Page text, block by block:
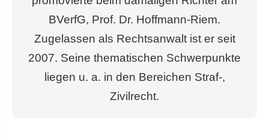
BVerfG, Prof. Dr. Hoffmann-Riem.
Zugelassen als Rechtsanwalt ist er seit
2007. Seine thematischen Schwerpunkte
liegen u. a. in den Bereichen Straf-,
Zivilrecht.